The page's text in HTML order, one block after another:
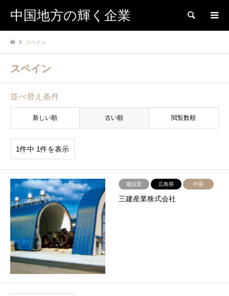
中国地方の輝く企業 検索
スペイン
スペイン
並べ替え条件
新しい順 古い順 閲覧数順
1件中 1件を表示
建設業 広島県 中国
三建産業株式会社